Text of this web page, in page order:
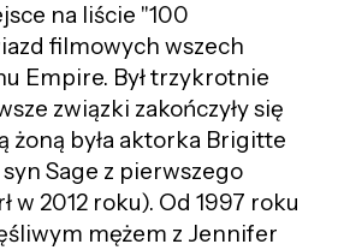
na liście "100
filmowych wszech
Empire. Był trzykrotnie
związki zakończyły się
żoną była aktorka Brigitte
syn Sage z pierwszego
w 2012 roku). Od 1997 roku
mężem z Jennifer